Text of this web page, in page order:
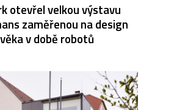
otevřel velkou výstavu
zaměřenou na design
v době robotů